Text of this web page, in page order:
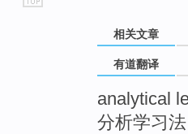
相关文章
有道翻译
analytical
分析学习法